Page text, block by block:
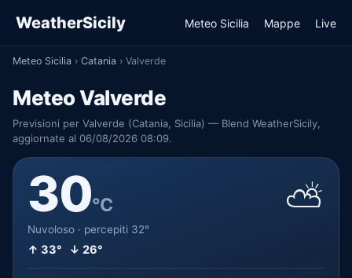
WeatherSicily Meteo Sicilia Mappe Live
Meteo Sicilia › Catania › Valverde
Meteo Valverde
Previsioni per Valverde (Catania, Sicilia) — Blend WeatherSicily,
aggiornate al 06/08/2026 08:09.
30°C
Nuvoloso · percepiti 32°
↑ 33° ↓ 26°
⛅